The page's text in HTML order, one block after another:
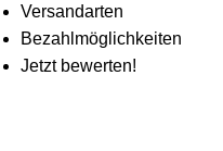
Versandarten
Bezahlmöglichkeiten
Jetzt bewerten!